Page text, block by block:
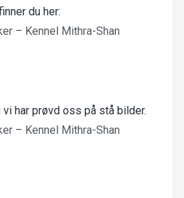
du her:
– Kennel Mithra-Shan
har prøvd oss på stå bilder.
– Kennel Mithra-Shan